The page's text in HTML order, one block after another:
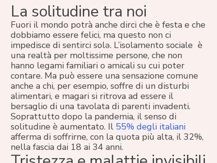
La solitudine tra noi
Fuori il mondo potrà anche dirci che è festa e che
dobbiamo essere felici, ma questo non ci
impedisce di sentirci solə. L’isolamento sociale è
una realtà per moltissime persone, che non
hanno legami familiari o amicali su cui poter
contare. Ma può essere una sensazione comune
anche a chi, per esempio, soffre di un disturbi
alimentari, e magari si ritrova ad essere il
bersaglio di una tavolata di parenti invadenti.
Soprattutto dopo la pandemia, il senso di
solitudine è aumentato. Il 55% degli italiani
afferma di soffrirne, con la quota più alta, il 32%,
nella fascia dai 18 ai 34 anni.